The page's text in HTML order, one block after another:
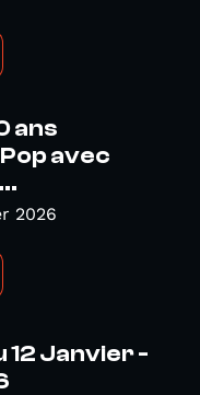
ans
avec
2026
12 Janvier -